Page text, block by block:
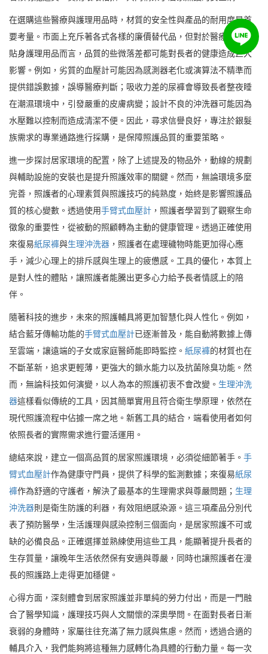
在選購這些醫療與護理用品時，材質的安全性與產品的耐用度是首
要考量。市面上充斥著各式各樣的廉價替代品，但對於醫療器材與
貼身護理用品而言，品質的些微落差都可能對長者的健康造成巨大
影響。例如，劣質的血壓計可能因為感測器老化或演算法不精準而
提供錯誤數據，誤導醫療判斷；吸收力差的尿褲會導致長者整夜睡
在潮濕環境中，引發嚴重的皮膚病變；設計不良的沖洗器可能因為
水壓難以控制而造成清潔不便。因此，尋求信譽良好，專注於銀髮
族需求的專業通路進行採購，是保障照護品質的重要策略。
進一步探討居家環境的配置，除了上述提及的物品外，動線的規劃
與輔助設施的安裝也是提升照護效率的關鍵。然而，無論環境多麼
完善，照護者的心理素質與照護技巧的純熟度，始終是影響照護品
質的核心變數。透過使用手臂式血壓計 ，照護者學習到了觀察生命
徵象的重要性，從被動的照顧轉為主動的健康管理。透過正確使用
來復易紙尿褲與生理沖洗器 ，照護者在處理穢物時能更加得心應
手，減少心理上的排斥感與生理上的疲憊感。工具的優化，本質上
是對人性的體貼，讓照護者能騰出更多心力給予長者情感上的陪
伴。
隨著科技的進步，未來的照護輔具將更加智慧化與人性化。例如，
結合藍牙傳輸功能的手臂式血壓計已逐漸普及，能自動將數據上傳
至雲端，讓遠端的子女或家庭醫師能即時監控。 紙尿褲的材質也在
不斷革新，追求更輕薄，更強大的鎖水能力以及抗菌除臭功能。然
而，無論科技如何演變，以人為本的照護初衷不會改變。 生理沖洗
器這樣看似傳統的工具，因其簡單實用且符合衛生學原理，依然在
現代照護流程中佔據一席之地。新舊工具的結合，端看使用者如何
依照長者的實際需求進行靈活運用。
總結來說，建立一個高品質的居家照護環境，必須從細節著手。 手
臂式血壓計作為健康守門員，提供了科學的監測數據；來復易紙尿
褲作為舒適的守護者，解決了最基本的生理需求與尊嚴問題； 生理
沖洗器則是衛生防護的利器，有效阻絕感染源。這三項產品分別代
表了預防醫學，生活護理與感染控制三個面向，是居家照護不可或
缺的必備良品。正確選擇並熟練使用這些工具，能顯著提升長者的
生存質量，讓晚年生活依然保有安適與尊嚴，同時也讓照護者在漫
長的照護路上走得更加穩健。
心得方面，深刻體會到居家照護並非單純的勞力付出，而是一門融
合了醫學知識，護理技巧與人文關懷的深奧學問。在面對長者日漸
衰弱的身體時，家屬往往充滿了無力感與焦慮。然而，透過合適的
輔具介入，我們能夠將這種無力感轉化為具體的行動力量。每一次